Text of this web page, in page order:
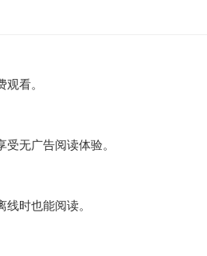
看。
无广告阅读体验。
时也能阅读。